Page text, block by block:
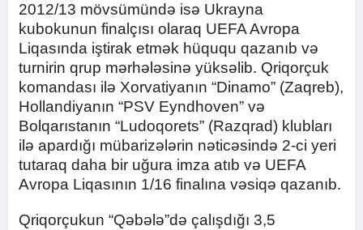
2012/13 mövsümündə isə Ukrayna
kubokunun finalçısı olaraq UEFA Avropa
Liqasında iştirak etmək hüququ qazanıb və
turnirin qrup mərhələsinə yüksəlib. Qriqorçuk
komandası ilə Xorvatiyanın “Dinamo” (Zaqreb),
Hollandiyanın “PSV Eyndhoven” və
Bolqarıstanın “Ludoqorets” (Razqrad) klubları
ilə apardığı mübarizələrin nəticəsində 2-ci yeri
tutaraq daha bir uğura imza atıb və UEFA
Avropa Liqasının 1/16 finalına vəsiqə qazanıb.
Qriqorçukun “Qəbələ”də çalışdığı 3,5